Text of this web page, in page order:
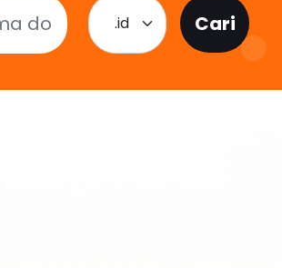
.id Cari